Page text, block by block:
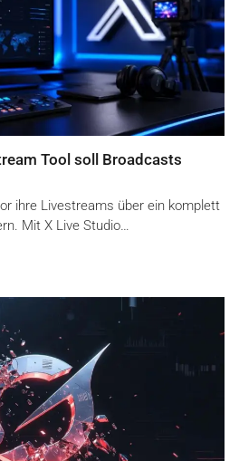
Tool soll Broadcasts
ihre Livestreams über ein komplett
Mit X Live Studio…